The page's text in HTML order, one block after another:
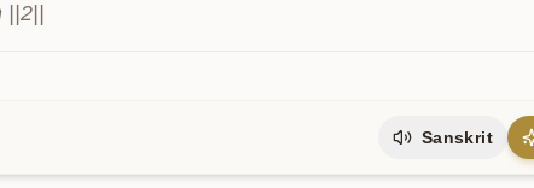
Sanskrit